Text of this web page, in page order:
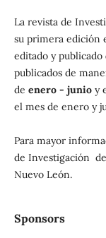
La revista de
su primera edición
editado y publicado
publicados de
de enero - junioy
el mes de enero y
Para mayor
de Investigación
Nuevo León.
Sponsors